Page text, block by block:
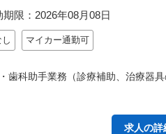
限： 2026年08月08日
マイカー通勤可
歯科助手業務（診療補助、治療
求人の詳